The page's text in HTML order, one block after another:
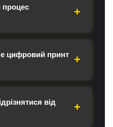
цифровий принт
від